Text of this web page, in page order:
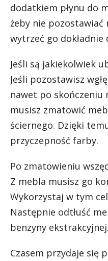
dodatkiem płynu do
żeby nie pozostawiać
wytrzeć go dokładnie
Jeśli są jakiekolwiek
Jeśli pozostawisz
nawet po skończeniu
musisz zmatowić
ściernego. Dzięki
przyczepność farby.
Po zmatowieniu
Z mebla musisz go
Wykorzystaj w tym
Następnie odtłuść
benzyny ekstrakcyjnej.
Czasem przydaje się